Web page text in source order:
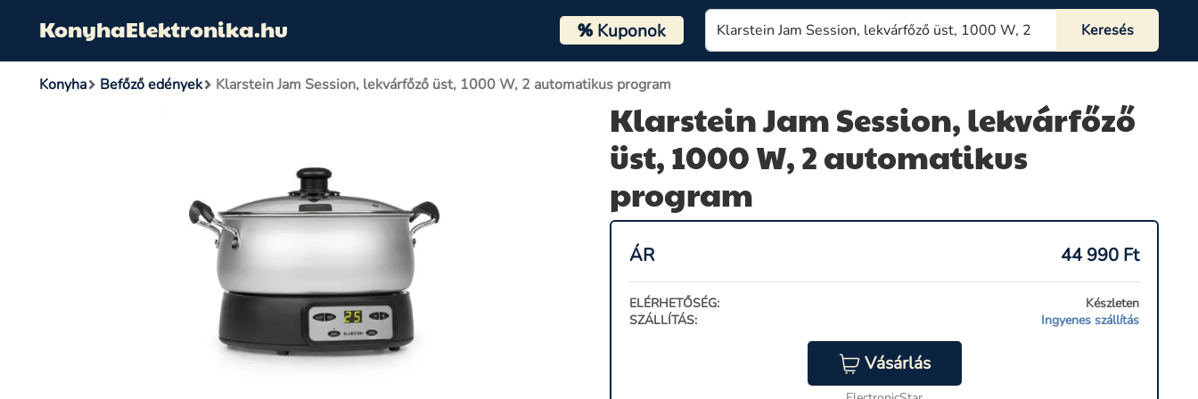
KonyhaElektronika.hu %Kuponok
Konyha Befőző edények Klarstein Jam Session, lekvárfőző üst, 1000 W, 2 automatikus program
Klarstein Jam Session, lekvárfőző
üst, 1000 W, 2 automatikus
program
ÁR 44 990 Ft
ELÉRHETŐSÉG:
Készleten
SZÁLLÍTÁS:
Ingyenes szállítás
Vásárlás